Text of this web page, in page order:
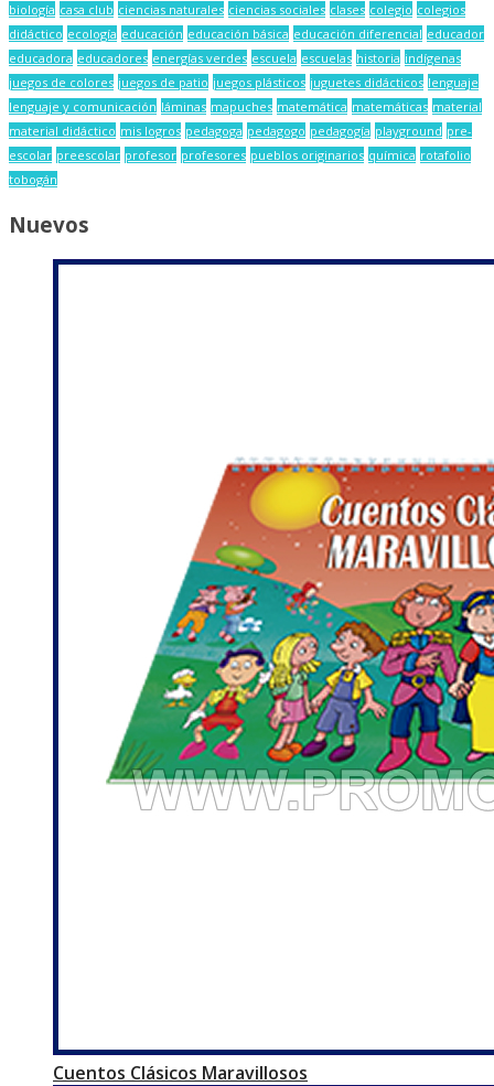
biología casa club ciencias naturales ciencias sociales clases colegio colegios
didáctico ecología educación educación básica educación diferencial educador
educadora educadores energías verdes escuela escuelas historia indígenas
juegos de colores juegos de patio juegos plásticos juguetes didácticos lenguaje
lenguaje y comunicación láminas mapuches matemática matemáticas material
material didáctico mis logros pedagoga pedagogo pedagogía playground pre-
escolar preescolar profesor profesores pueblos originarios química rotafolio
tobogán
Nuevos
Cuentos Clásicos Maravillosos